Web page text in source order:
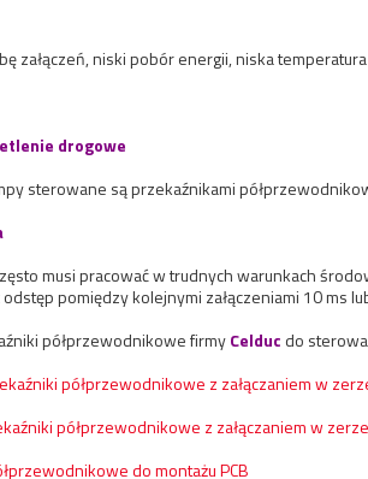
załączeń, niski pobór energii, niska
drogowe
sterowane są przekaźnikami
musi pracować w trudnych warunkach
pomiędzy kolejnymi załączeniami 10 ms
półprzewodnikowe firmyCelduc do
półprzewodnikowe z załączaniem w
półprzewodnikowe z załączaniem w zerze
do montażu PCB